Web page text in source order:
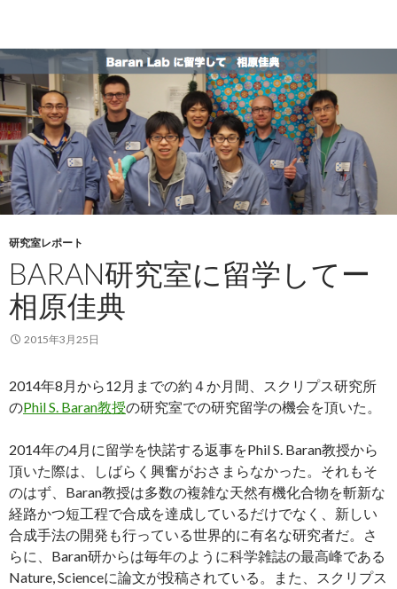
研究室レポート
BARAN研究室に留学してー
相原佳典
2015年3月25日
2014年8月から12月までの約４か月間、スクリプス研究所
のPhil S. Baran教授の研究室での研究留学の機会を頂いた。
2014年の4月に留学を快諾する返事をPhil S. Baran教授から
頂いた際は、しばらく興奮がおさまらなかった。それもそ
のはず、Baran教授は多数の複雑な天然有機化合物を斬新な
経路かつ短工程で合成を達成しているだけでなく、新しい
合成手法の開発も行っている世界的に有名な研究者だ。さ
らに、Baran研からは毎年のように科学雑誌の最高峰である
Nature, Scienceに論文が投稿されている。また、スクリプス